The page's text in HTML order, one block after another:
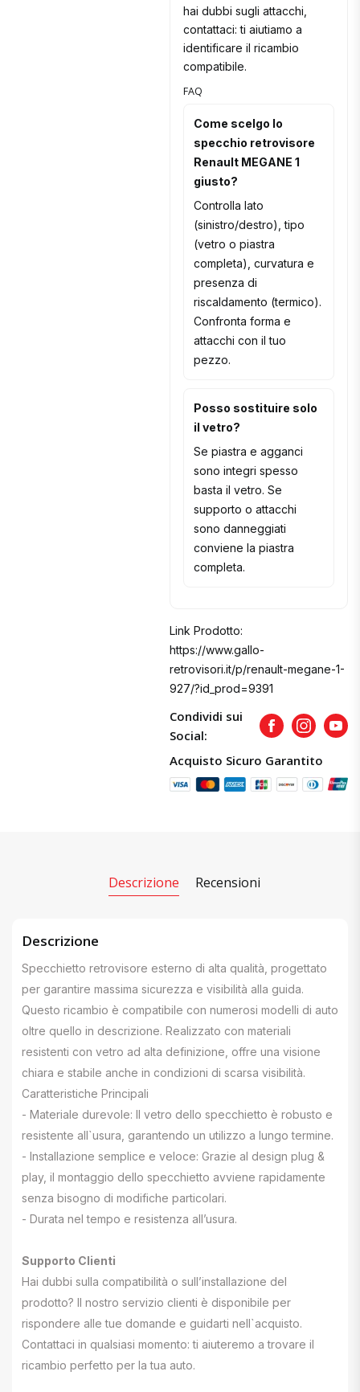
hai dubbi sugli attacchi,
contattaci: ti aiutiamo a
identificare il ricambio
compatibile.
FAQ
Come scelgo lo
specchio retrovisore
Renault MEGANE 1
giusto?
Controlla lato
(sinistro/destro), tipo
(vetro o piastra
completa), curvatura e
presenza di
riscaldamento (termico).
Confronta forma e
attacchi con il tuo
pezzo.
Posso sostituire solo
il vetro?
Se piastra e agganci
sono integri spesso
basta il vetro. Se
supporto o attacchi
sono danneggiati
conviene la piastra
completa.
Link Prodotto:
https://www.gallo-
retrovisori.it/p/renault-megane-1-
927/?id_prod=9391
Condividi sui
Social:
FacebookInstagram
Acquisto Sicuro Garantito
Descrizione Recensioni
Descrizione
Specchietto retrovisore esterno di alta qualità, progettato
per garantire massima sicurezza e visibilità alla guida.
Questo ricambio è compatibile con numerosi modelli di auto
oltre quello in descrizione. Realizzato con materiali
resistenti con vetro ad alta definizione, offre una visione
chiara e stabile anche in condizioni di scarsa visibilità.
Caratteristiche Principali
- Materiale durevole: Il vetro dello specchietto è robusto e
resistente all`usura, garantendo un utilizzo a lungo termine.
- Installazione semplice e veloce: Grazie al design plug &
play, il montaggio dello specchietto avviene rapidamente
senza bisogno di modifiche particolari.
- Durata nel tempo e resistenza all’usura.
Supporto Clienti
Hai dubbi sulla compatibilità o sull’installazione del
prodotto? Il nostro servizio clienti è disponibile per
rispondere alle tue domande e guidarti nell`acquisto.
Contattaci in qualsiasi momento: ti aiuteremo a trovare il
ricambio perfetto per la tua auto.